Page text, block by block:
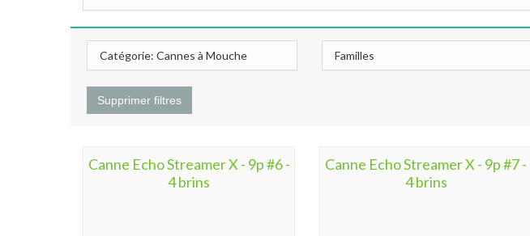
Catégorie: Cannes à Mouche Familles
Supprimer filtres
Canne Echo Streamer X - 9p #6 -
4 brins
Canne Echo Streamer X - 9p #7 -
4 brins